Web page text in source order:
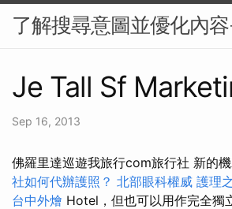
了解搜尋意圖並優化內
Je Tall Sf
Sep 16, 2013
佛羅里達巡遊我旅行com旅行社 新的
社如何代辦護照？ 北部眼科權威 護理
台中外燴 Hotel，但也可以用作完全獨